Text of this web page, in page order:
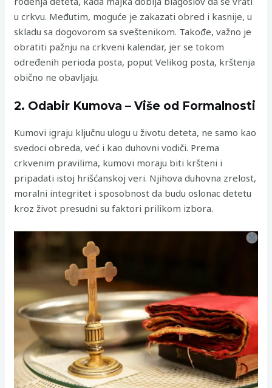
u crkvu. Međutim, moguće je zakazati obred i kasnije, u
skladu sa dogovorom sa sveštenikom. Takođe, važno je
obratiti pažnju na crkveni kalendar, jer se tokom
određenih perioda posta, poput Velikog posta, krštenja
obično ne obavljaju.
2. Odabir Kumova – Više od Formalnosti
Kumovi igraju ključnu ulogu u životu deteta, ne samo kao
svedoci obreda, već i kao duhovni vodiči. Prema
crkvenim pravilima, kumovi moraju biti kršteni i
pripadati istoj hrišćanskoj veri. Njihova duhovna zrelost,
moralni integritet i sposobnost da budu oslonac detetu
kroz život presudni su faktori prilikom izbora.